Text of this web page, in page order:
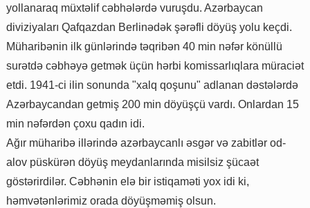
yollanaraq müxtəlif cəbhələrdə vuruşdu. Azərbaycan
diviziyaları Qafqazdan Berlinədək şərəfli döyüş yolu keçdi.
Müharibənin ilk günlərində təqribən 40 min nəfər könüllü
surətdə cəbhəyə getmək üçün hərbi komissarlıqlara müraciət
etdi. 1941-ci ilin sonunda "xalq qoşunu" adlanan dəstələrdə
Azərbaycandan getmiş 200 min döyüşçü vardı. Onlardan 15
min nəfərdən çoxu qadın idi.
Ağır müharibə illərində azərbaycanlı əsgər və zabitlər od-
alov püskürən döyüş meydanlarında misilsiz şücaət
göstərirdilər. Cəbhənin elə bir istiqaməti yox idi ki,
həmvətənlərimiz orada döyüşməmiş olsun.